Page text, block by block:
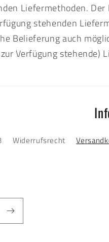
Liefermethoden.
stehenden
Belieferung auch
Verfügung stehende)
Widerrufsrecht